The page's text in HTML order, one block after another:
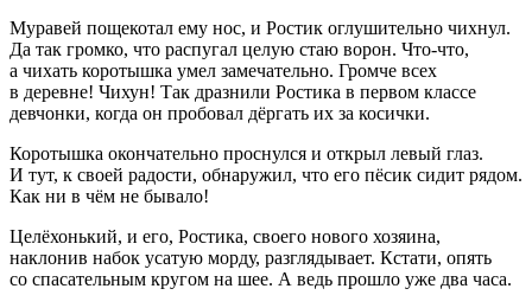
Муравей пощекотал ему нос, и Ростик оглушительно чихнул.
Да так громко, что распугал целую стаю ворон. Что-что,
а чихать коротышка умел замечательно. Громче всех
в деревне! Чихун! Так дразнили Ростика в первом классе
девчонки, когда он пробовал дёргать их за косички.
Коротышка окончательно проснулся и открыл левый глаз.
И тут, к своей радости, обнаружил, что его пёсик сидит рядом.
Как ни в чём не бывало!
Целёхонький, и его, Ростика, своего нового хозяина,
наклонив набок усатую морду, разглядывает. Кстати, опять
со спасательным кругом на шее. А ведь прошло уже два часа.